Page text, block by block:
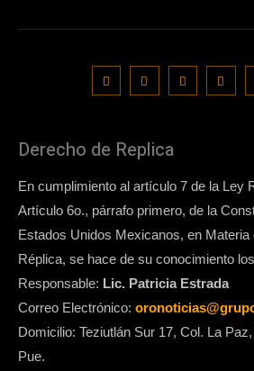
Derecho de Replica
En cumplimiento al artículo 7 de la Ley
Artículo 6o., párrafo primero, de la
Estados Unidos Mexicanos, en Materia
Réplica, se hace de su conocimiento
Responsable: Lic. Patricia Estrada
Correo Electrónico:
Domicilio: Teziutlán Sur 17, Col. La
Pue.